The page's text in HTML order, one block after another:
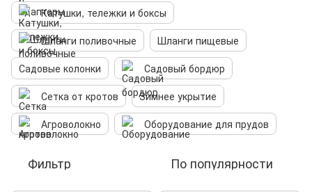
Катушки, тележки и боксы
Шланги поливочные
Шланги пищевые
Садовые колонки
Садовый бордюр
Сетка от кротов
Зимнее укрытие
Агроволокно
Оборудование для прудов
Фильтр По популярности